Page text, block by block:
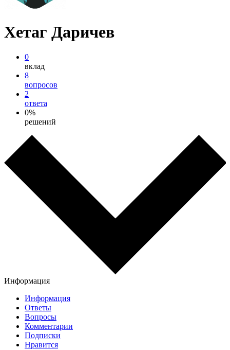
Хетаг Даричев
0
вклад
8
вопросов
2
ответа
0%
решений
Информация
Информация
Ответы
Вопросы
Комментарии
Подписки
Нравится